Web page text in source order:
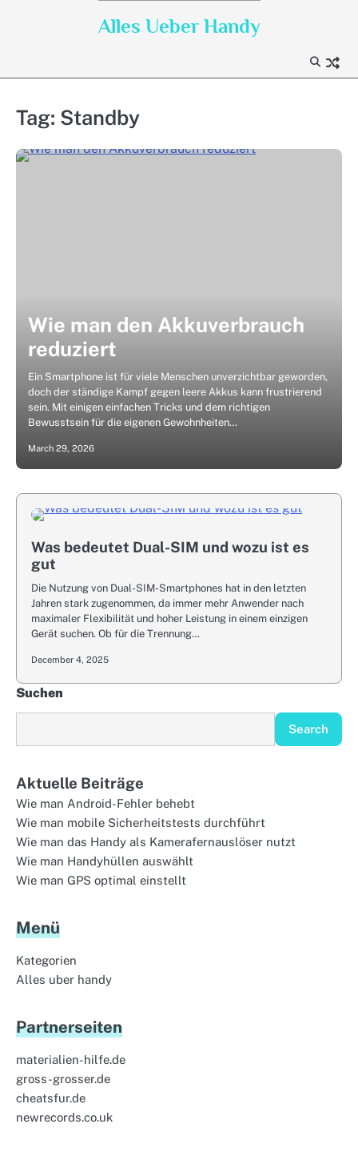
Alles Ueber Handy
Tag: Standby
Wie man den Akkuverbrauch
reduziert
Ein Smartphone ist für viele Menschen unverzichtbar geworden,
doch der ständige Kampf gegen leere Akkus kann frustrierend
sein. Mit einigen einfachen Tricks und dem richtigen
Bewusstsein für die eigenen Gewohnheiten…
March 29, 2026
Was bedeutet Dual-SIM und wozu ist es
gut
Die Nutzung von Dual-SIM-Smartphones hat in den letzten
Jahren stark zugenommen, da immer mehr Anwender nach
maximaler Flexibilität und hoher Leistung in einem einzigen
Gerät suchen. Ob für die Trennung…
December 4, 2025
Suchen
Search
Aktuelle Beiträge
Wie man Android-Fehler behebt
Wie man mobile Sicherheitstests durchführt
Wie man das Handy als Kamerafernauslöser nutzt
Wie man Handyhüllen auswählt
Wie man GPS optimal einstellt
Menü
Kategorien
Alles uber handy
Partnerseiten
materialien-hilfe.de
gross-grosser.de
cheatsfur.de
newrecords.co.uk